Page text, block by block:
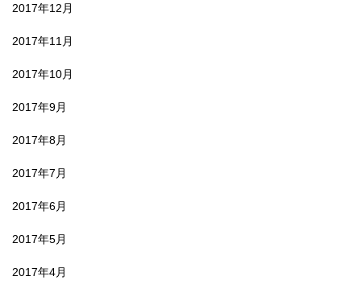
2017年12月
2017年11月
2017年10月
2017年9月
2017年8月
2017年7月
2017年6月
2017年5月
2017年4月